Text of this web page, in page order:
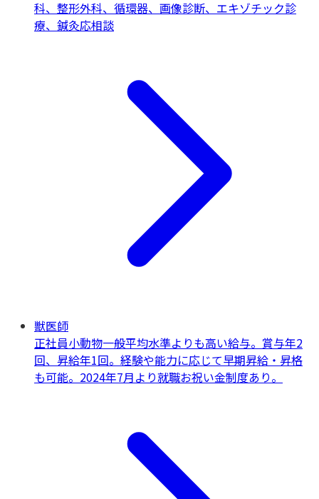
科、整形外科、循環器、画像診断、エキゾチック診
療、鍼灸応相談
獣医師
正社員小動物一般平均水準よりも高い給与。賞与年2
回、昇給年1回。経験や能力に応じて早期昇給・昇格
も可能。2024年7月より就職お祝い金制度あり。